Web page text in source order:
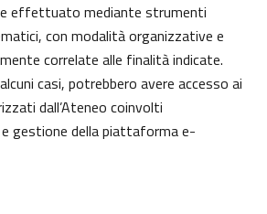
effettuato mediante strumenti
con modalità organizzative e
correlate alle finalità indicate.
casi, potrebbero avere accesso ai
dall’Ateneo coinvolti
e gestione della piattaforma e-